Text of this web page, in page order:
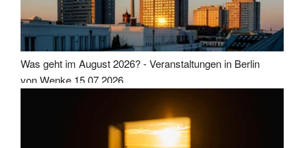
Was geht im August 2026? - Veranstaltungen in Berlin
von Wenke 15.07.2026